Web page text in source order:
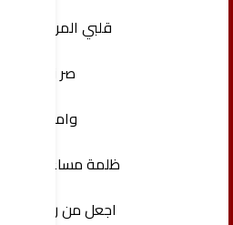
‏ قلبي المرتعش ظمأً
‏صر نوراً
وامسح
‏ظلمة مساءات عمري
‏اجعل من رضاب الروح